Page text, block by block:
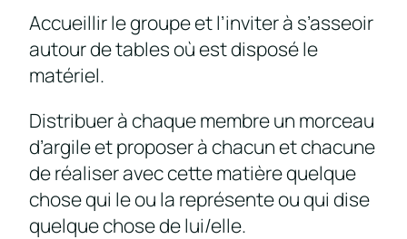
Accueillir le groupe et l’inviter à s’asseoir
autour de tables où est disposé le
matériel.
Distribuer à chaque membre un morceau
d’argile et proposer à chacun et chacune
de réaliser avec cette matière quelque
chose qui le ou la représente ou qui dise
quelque chose de lui/elle.